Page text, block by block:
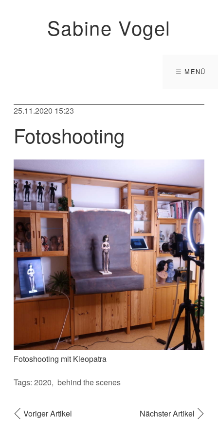
Sabine Vogel
☰ MENÜ
25.11.2020 15:23
Fotoshooting
Fotoshooting mit Kleopatra
Tags:2020 behind the scenes
Voriger Artikel Nächster Artikel